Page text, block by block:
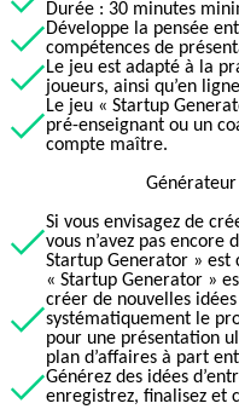
Durée : 30 minutes
Développe la pensée
compétences de
Le jeu est adapté à la
joueurs, ainsi qu’en
Le jeu « Startup
pré-enseignant ou un
compte maître.
Générateur
Si vous envisagez de
vous n’avez pas
Startup Generator » est
« Startup Generator »
créer de nouvelles
systématiquement le
pour une présentation
plan d’affaires à part
Générez des idées
enregistrez, finalisez et